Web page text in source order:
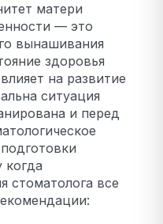
матери
— это
вынашивания
здоровья
на развитие
ситуация
и перед
стоматолога все